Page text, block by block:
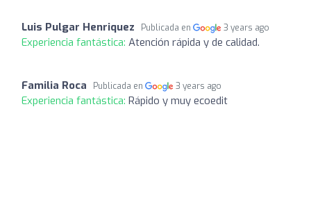
Luis Pulgar Henriquez Publicada en 3 years ago
Experiencia fantástica: Atención rápida y de calidad.
Familia Roca Publicada en 3 years ago
Experiencia fantástica: Rápido y muy ecoedit